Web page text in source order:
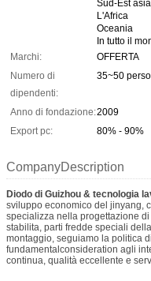
Sud-Est
L'Africa
Oceania
In tutto il
Marchi:
OFFERTA
Numero di
dipendenti:
35~50
Anno di fondazione:2009
Export pc:
80% - 90%
CompanyDescription
Diodo di Guizhou & tecnologia
sviluppo economico del jinyang,
specializza nella progettazione
stabilita, parti fredde speciali
montaggio, seguiamo la politica
fundamentalconsideration agli
continua, qualità eccellente e